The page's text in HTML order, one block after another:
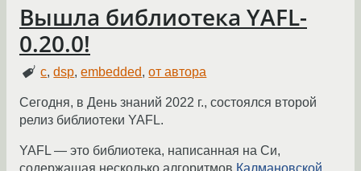
Вышла библиотека YAFL-
0.20.0!
c,dsp,embedded,от автора
Сегодня, в День знаний 2022 г., состоялся второй
релиз библиотеки YAFL.
YAFL — это библиотека, написанная на Си,